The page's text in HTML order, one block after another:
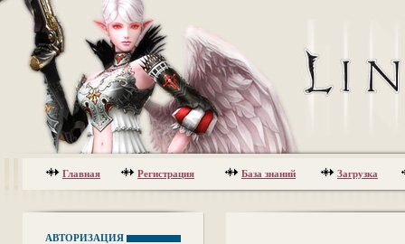
Главная Регистрация База знаний Загрузка
АВТОРИЗАЦИЯ